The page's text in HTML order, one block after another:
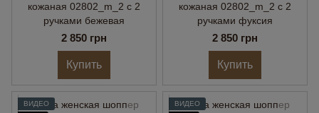
кожаная 02802_m_2 с 2
ручками бежевая
2 850 грн
Купить
кожаная 02802_m_2 с 2
ручками фуксия
2 850 грн
Купить
ВИДЕО
ВИДЕО